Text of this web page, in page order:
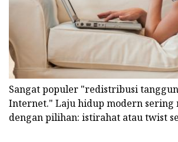
Sangat populer "redistribusi
Internet." Laju hidup modern sering
dengan pilihan: istirahat atau twist